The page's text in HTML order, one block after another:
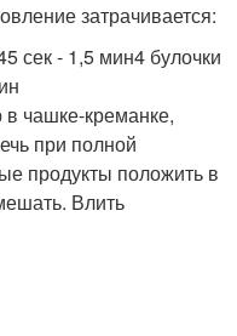
затрачивается:
сек - 1,5 мин4 булочки
в чашке-креманке,
при полной
продукты положить в
Влить